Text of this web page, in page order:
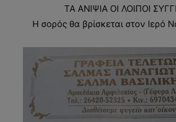
ΤΑ ΑΝΙΨΙΑ ΟΙ ΛΟΙΠΟΙ
Η σορός θα βρίσκεται στον Ιερό